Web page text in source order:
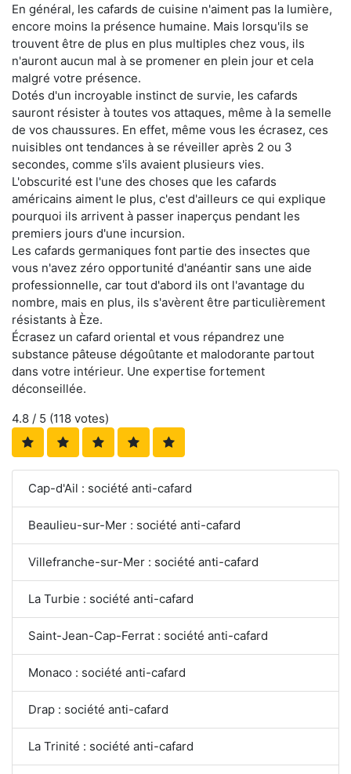
En général, les cafards de cuisine n'aiment pas la lumière,
encore moins la présence humaine. Mais lorsqu'ils se
trouvent être de plus en plus multiples chez vous, ils
n'auront aucun mal à se promener en plein jour et cela
malgré votre présence.
Dotés d'un incroyable instinct de survie, les cafards
sauront résister à toutes vos attaques, même à la semelle
de vos chaussures. En effet, même vous les écrasez, ces
nuisibles ont tendances à se réveiller après 2 ou 3
secondes, comme s'ils avaient plusieurs vies.
L'obscurité est l'une des choses que les cafards
américains aiment le plus, c'est d'ailleurs ce qui explique
pourquoi ils arrivent à passer inaperçus pendant les
premiers jours d'une incursion.
Les cafards germaniques font partie des insectes que
vous n'avez zéro opportunité d'anéantir sans une aide
professionnelle, car tout d'abord ils ont l'avantage du
nombre, mais en plus, ils s'avèrent être particulièrement
résistants à Èze.
Écrasez un cafard oriental et vous répandrez une
substance pâteuse dégoûtante et malodorante partout
dans votre intérieur. Une expertise fortement
déconseillée.
4.8 / 5 (118 votes)
Cap-d'Ail : société anti-cafard
Beaulieu-sur-Mer : société anti-cafard
Villefranche-sur-Mer : société anti-cafard
La Turbie : société anti-cafard
Saint-Jean-Cap-Ferrat : société anti-cafard
Monaco : société anti-cafard
Drap : société anti-cafard
La Trinité : société anti-cafard